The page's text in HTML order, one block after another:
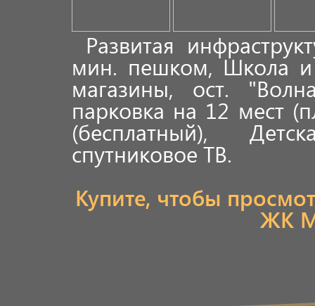
Развитая
мин. пешком, Школа
магазины, ост.
парковка на 12 мест
(бесплатный),
спутниковое ТВ.
Купите, чтобы
ЖК